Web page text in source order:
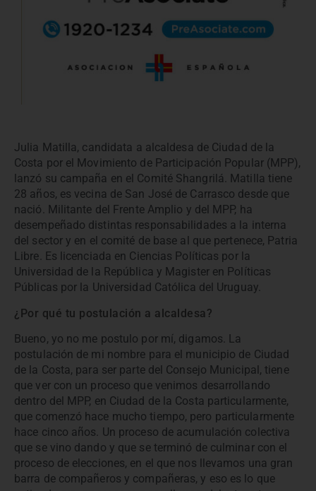
Julia Matilla, candidata a alcaldesa de Ciudad de la
Costa por el Movimiento de Participación Popular (MPP),
lanzó su campaña en el Comité Shangrilá. Matilla tiene
28 años, es vecina de San José de Carrasco desde que
nació. Militante del Frente Amplio y del MPP, ha
desempeñado distintas responsabilidades a la interna
del sector y en el comité de base al que pertenece, Patria
Libre. Es licenciada en Ciencias Políticas por la
Universidad de la República y Magister en Políticas
Públicas por la Universidad Católica del Uruguay.
¿Por qué tu postulación a alcaldesa?
Bueno, yo no me postulo por mí, digamos. La
postulación de mi nombre para el municipio de Ciudad
de la Costa, para ser parte del Consejo Municipal, tiene
que ver con un proceso que venimos desarrollando
dentro del MPP, en Ciudad de la Costa particularmente,
que comenzó hace mucho tiempo, pero particularmente
hace cinco años. Un proceso de acumulación colectiva
que se vino dando y que se terminó de culminar con el
proceso de elecciones, en el que nos llevamos una gran
barra de compañeros y compañeras, y eso es lo que